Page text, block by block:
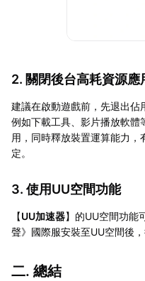
2. 關閉後台高耗資源應
建議在啟動遊戲前，先退出佔
例如下載工具、影片播放軟體
用，同時釋放裝置運算能力
定。
3. 使用UU空間功能
【UU加速器】的UU空間功能
聲》國際服安裝至UU空間後
二. 總結